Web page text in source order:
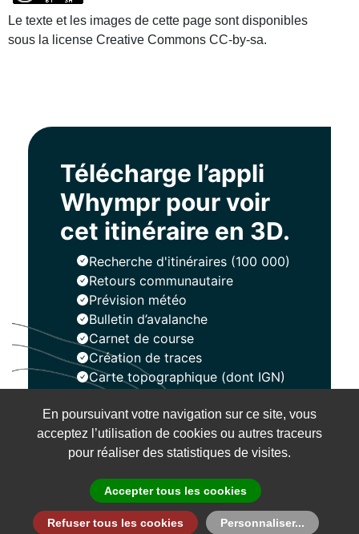
Le texte et les images de cette page sont disponibles
sous la license Creative Commons CC-by-sa.
Télécharge l’appli
Whympr pour voir
cet itinéraire en 3D.
Recherche d'itinéraires (100 000)
Retours communautaire
Prévision météo
Bulletin d’avalanche
Carnet de course
Création de traces
Carte topographique (dont IGN)
Installer
En poursuivant votre navigation sur ce site, vous
acceptez l’utilisation de cookies ou autres traceurs
pour réaliser des statistiques de visites.
Accepter tous les cookies
Refuser tous les cookies Personnaliser...